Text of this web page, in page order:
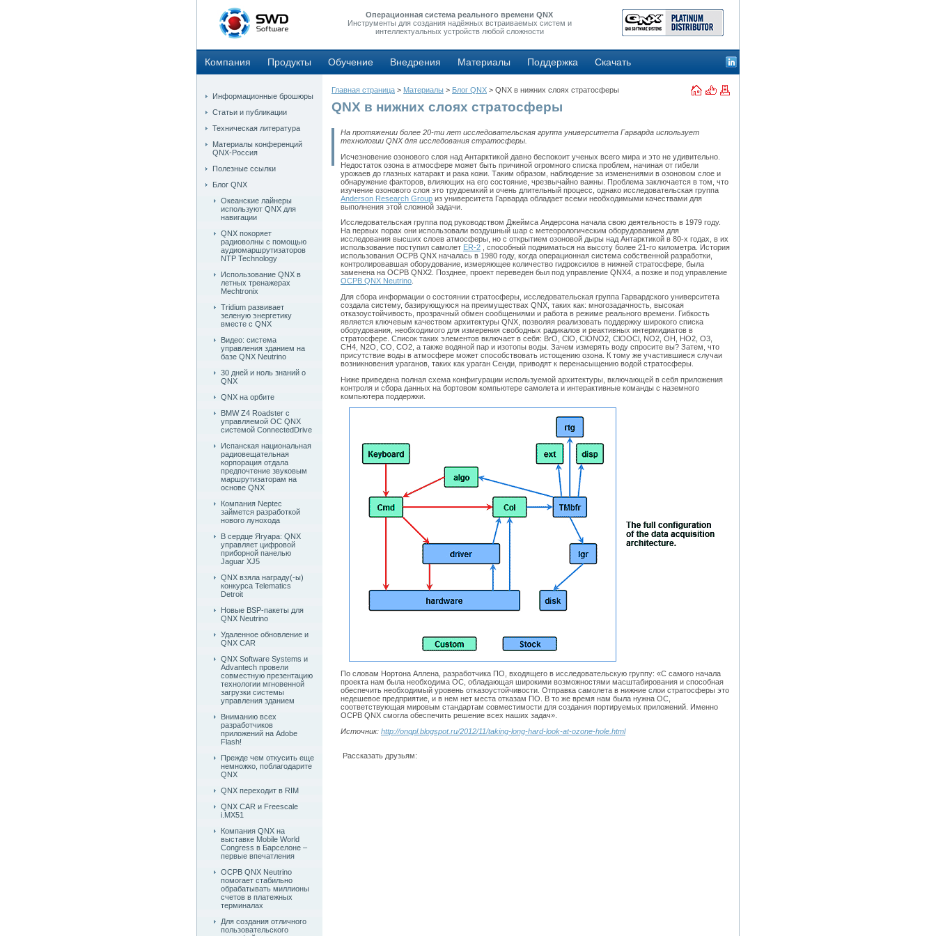
Операционная система реального времени QNX
Инструменты для создания надёжных встраиваемых систем и
интеллектуальных устройств любой сложности
Компания Продукты Обучение Внедрения Материалы Поддержка Скачать
Информационные брошюры
Статьи и публикации
Техническая литература
Материалы конференций
QNX-Россия
Полезные ссылки
Блог QNX
Океанские лайнеры
используют QNX для
навигации
QNX покоряет
радиоволны с помощью
аудиомаршрутизаторов
NTP Technology
Использование QNX в
летных тренажерах
Mechtronix
Tridium развивает
зеленую энергетику
вместе с QNX
Видео: система
управления зданием на
базе QNX Neutrino
30 дней и ноль знаний о
QNX
QNX на орбите
BMW Z4 Roadster c
управляемой ОС QNX
системой ConnectedDrive
Испанская национальная
радиовещательная
корпорация отдала
предпочтение звуковым
маршрутизаторам на
основе QNX
Компания Neptec
займется разработкой
нового лунохода
В сердце Ягуара: QNX
управляет цифровой
приборной панелью
Jaguar XJ5
QNX взяла награду(-ы)
конкурса Telematics
Detroit
Новые BSP-пакеты для
QNX Neutrino
Удаленное обновление и
QNX CAR
QNX Software Systems и
Advantech провели
совместную презентацию
технологии мгновенной
загрузки системы
управления зданием
Вниманию всех
разработчиков
приложений на Adobe
Flash!
Прежде чем откусить еще
немножко, поблагодарите
QNX
QNX переходит в RIM
QNX CAR и Freescale
i.MX51
Компания QNX на
выставке Mobile World
Congress в Барселоне –
первые впечатления
ОСРВ QNX Neutrino
помогает стабильно
обрабатывать миллионы
счетов в платежных
терминалах
Для создания отличного
пользовательского
Главная страница > Материалы > Блог QNX > QNX в нижних слоях стратосферы
QNX в нижних слоях стратосферы
На протяжении более 20-ти лет исследовательская группа университета Гарварда использует
технологии QNX для исследования стратосферы.
Исчезновение озонового слоя над Антарктикой давно беспокоит ученых всего мира и это не удивительно.
Недостаток озона в атмосфере может быть причиной огромного списка проблем, начиная от гибели
урожаев до глазных катаракт и рака кожи. Таким образом, наблюдение за изменениями в озоновом слое и
обнаружение факторов, влияющих на его состояние, чрезвычайно важны. Проблема заключается в том, что
изучение озонового слоя это трудоемкий и очень длительный процесс, однако исследовательская группа
Anderson Research Group из университета Гарварда обладает всеми необходимыми качествами для
выполнения этой сложной задачи.
Исследовательская группа под руководством Джеймса Андерсона начала свою деятельность в 1979 году.
На первых порах они использовали воздушный шар с метеорологическим оборудованием для
исследования высших слоев атмосферы, но с открытием озоновой дыры над Антарктикой в 80-х годах, в их
использование поступил самолет ER-2 , способный подниматься на высоту более 21-го километра. История
использования ОСРВ QNX началась в 1980 году, когда операционная система собственной разработки,
контролировавшая оборудование, измеряющее количество гидроксилов в нижней стратосфере, была
заменена на ОСРВ QNX2. Позднее, проект переведен был под управление QNX4, а позже и под управление
ОСРВ QNX Neutrino
Для сбора информации о состоянии стратосферы, исследовательская группа Гарвардского университета
создала систему, базирующуюся на преимуществах QNX, таких как: многозадачность, высокая
отказоустойчивость, прозрачный обмен сообщениями и работа в режиме реального времени. Гибкость
является ключевым качеством архитектуры QNX, позволяя реализовать поддержку широкого списка
оборудования, необходимого для измерения свободных радикалов и реактивных интермидиатов в
стратосфере. Список таких элементов включает в себя: BrO, ClO, ClONO2, ClOOCl, NO2, OH, HO2, O3,
CH4, N2O, CO, CO2, а также водяной пар и изотопы воды. Зачем измерять воду спросите вы? Затем, что
присутствие воды в атмосфере может способствовать истощению озона. К тому же участившиеся случаи
возникновения ураганов, таких как ураган Сенди, приводят к перенасыщению водой стратосферы.
Ниже приведена полная схема конфигурации используемой архитектуры, включающей в себя приложения
контроля и сбора данных на бортовом компьютере самолета и интерактивные команды с наземного
компьютера поддержки.
По словам Нортона Аллена, разработчика ПО, входящего в исследовательскую группу: «С самого начала
проекта нам была необходима ОС, обладающая широкими возможностями масштабирования и способная
обеспечить необходимый уровень отказоустойчивости. Отправка самолета в нижние слои стратосферы это
недешевое предприятие, и в нем нет места отказам ПО. В то же время нам была нужна ОС,
соответствующая мировым стандартам совместимости для создания портируемых приложений. Именно
ОСРВ QNX смогла обеспечить решение всех наших задач».
Источник: http://onqpl.blogspot.ru/2012/11/taking-long-hard-look-at-ozone-hole.html
Рассказать друзьям: